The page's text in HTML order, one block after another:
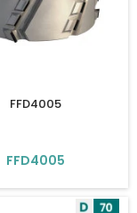
FFD4005
FFD4005